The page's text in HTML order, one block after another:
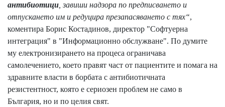
антибиотици , завиши надзора по предписването и
отпускането им и редуцира презапасяването с тях“,
коментира Борис Костадинов, директор "Софтуерна
интеграция" в "Информационно обслужване". По думите
му електронизирането на процеса ограничава
самолечението, което правят част от пациентите и помага на
здравните власти в борбата с антибиотичната
резистентност, която е сериозен проблем не само в
България, но и по целия свят.